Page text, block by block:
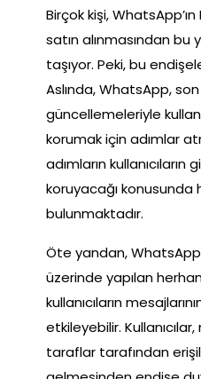
Birçok kişi,
satın alınmasından bu
taşıyor. Peki, bu
Aslında, WhatsApp,
güncellemeleriyle
korumak için adımlar
adımların kullanıcıların
koruyacağı konusunda
bulunmaktadır.
Öte yandan,
üzerinde yapılan
kullanıcıların
etkileyebilir.
taraflar tarafından